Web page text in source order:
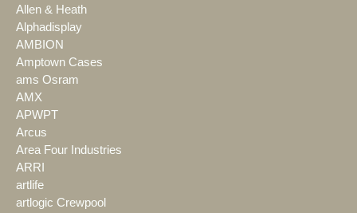
Allen & Heath
Alphadisplay
AMBION
Amptown Cases
ams Osram
AMX
APWPT
Arcus
Area Four Industries
ARRI
artlife
artlogic Crewpool